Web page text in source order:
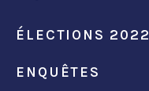
ÉLECTIONS 2022
ENQUÊTES